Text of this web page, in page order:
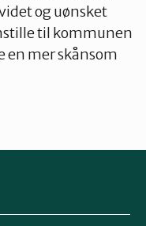
og uønsket
til kommunen
en mer skånsom